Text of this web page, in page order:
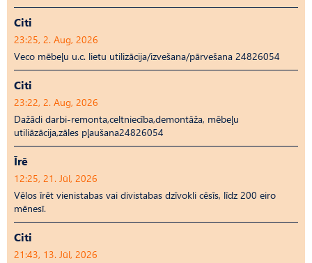
Citi
23:25, 2. Aug, 2026
Veco mēbeļu u.c. lietu utilizācija/izvešana/pārvešana 24826054
Citi
23:22, 2. Aug, 2026
Dažādi darbi-remonta,celtniecība,demontāža, mēbeļu
utiliāzācija,zāles pļaušana24826054
Īrē
12:25, 21. Jūl, 2026
Vēlos īrēt vienistabas vai divistabas dzīvokli cēsīs, līdz 200 eiro
mēnesī.
Citi
21:43, 13. Jūl, 2026